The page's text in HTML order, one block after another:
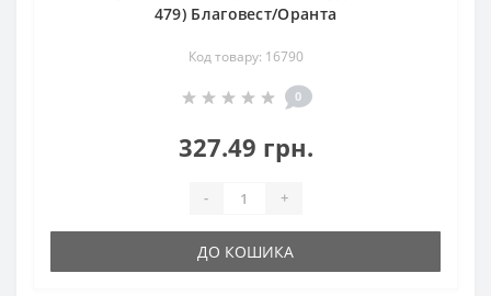
479) Благовест/Оранта
Код товару: 16790
0
327.49 грн.
- +
ДО КОШИКА